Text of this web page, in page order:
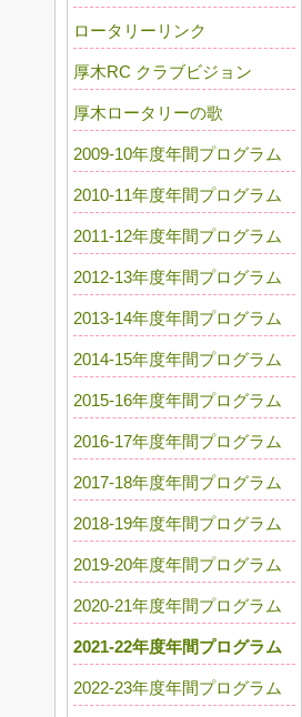
ロータリーリンク
厚木RC クラブビジョン
厚木ロータリーの歌
2009-10年度年間プログラム
2010-11年度年間プログラム
2011-12年度年間プログラム
2012-13年度年間プログラム
2013-14年度年間プログラム
2014-15年度年間プログラム
2015-16年度年間プログラム
2016-17年度年間プログラム
2017-18年度年間プログラム
2018-19年度年間プログラム
2019-20年度年間プログラム
2020-21年度年間プログラム
2021-22年度年間プログラム
2022-23年度年間プログラム